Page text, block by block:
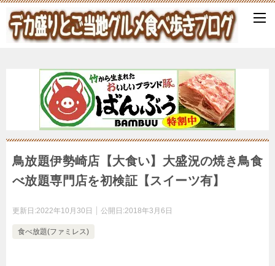
鳥放題伊勢崎店【大食い】大盛況の焼き鳥食
べ放題専門店を初検証【スイーツ有】
更新日:2022年10月30日 公開日:2018年3月6日
食べ放題(ファミレス)